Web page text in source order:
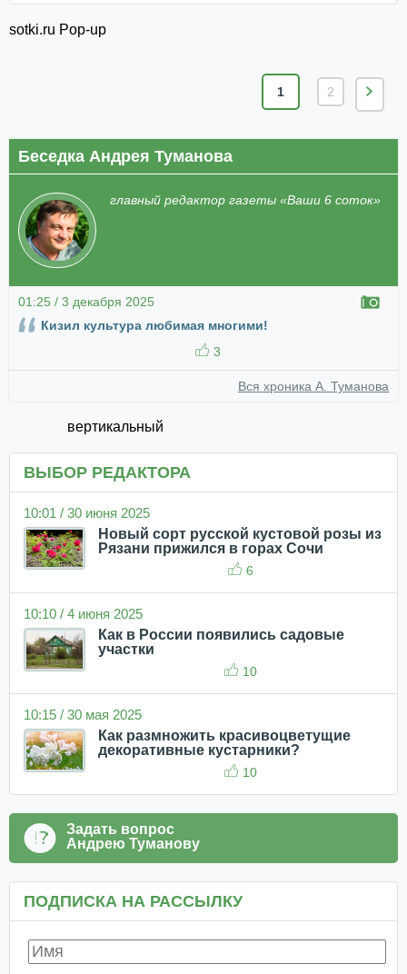
sotki.ru Pop-up
1 2
Беседка Андрея Туманова
главный редактор газеты «Ваши 6 соток»
01:25 / 3 декабря 2025
Кизил культура любимая многими!
3
Вся хроника А. Туманова
вертикальный
ВЫБОР РЕДАКТОРА
10:01 / 30 июня 2025
Новый сорт русской кустовой розы из
Рязани прижился в горах Сочи
6
10:10 / 4 июня 2025
Как в России появились садовые
участки
10
10:15 / 30 мая 2025
Как размножить красивоцветущие
декоративные кустарники?
10
Задать вопрос
Андрею Туманову
ПОДПИСКА НА РАССЫЛКУ